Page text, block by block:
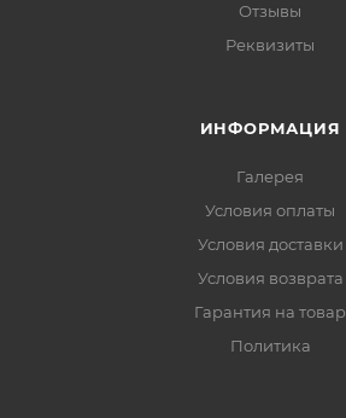
Отзывы
Реквизиты
ИНФОРМАЦИЯ
Галерея
Условия оплаты
Условия доставки
Условия возврата
Гарантия на товар
Политика